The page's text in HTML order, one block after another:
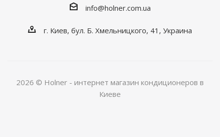
info@holner.com.ua
г. Киев, бул. Б. Хмельницкого, 41, Украина
2026 © Holner - интернет магазин кондиционеров в
Киеве